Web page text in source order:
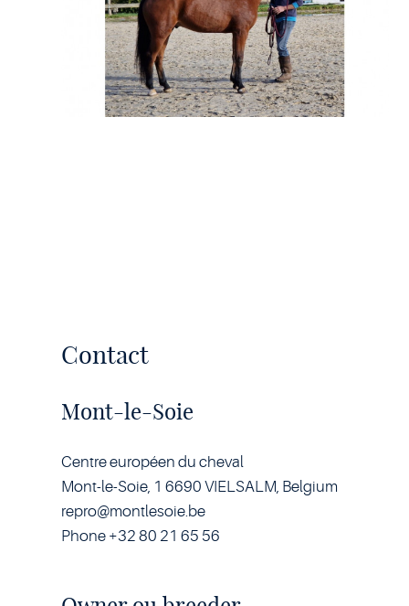
Contact
Mont-le-Soie
Centre européen du cheval
Mont-le-Soie, 1 6690 VIELSALM, Belgium
repro@montlesoie.be
Phone +32 80 21 65 56